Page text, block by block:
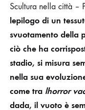
Scultura nella città –
lepilogo di un
svuotamento della
ciò che ha
stadio, si misura
nella sua
come tra lhorror
dada, il vuoto è